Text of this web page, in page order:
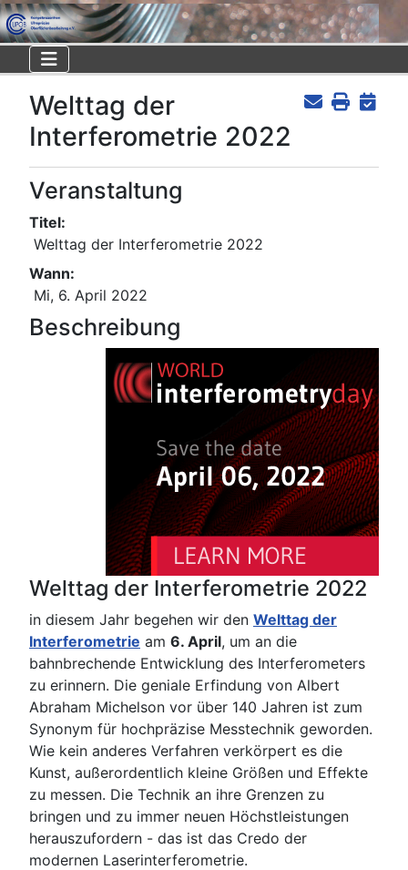
Welttag der
Interferometrie 2022
Veranstaltung
Titel:
Welttag der Interferometrie 2022
Wann:
Mi, 6. April 2022
Beschreibung
Welttag der Interferometrie 2022
in diesem Jahr begehen wir den Welttag der
Interferometrie am 6. April, um an die
bahnbrechende Entwicklung des Interferometers
zu erinnern. Die geniale Erfindung von Albert
Abraham Michelson vor über 140 Jahren ist zum
Synonym für hochpräzise Messtechnik geworden.
Wie kein anderes Verfahren verkörpert es die
Kunst, außerordentlich kleine Größen und Effekte
zu messen. Die Technik an ihre Grenzen zu
bringen und zu immer neuen Höchstleistungen
herauszufordern - das ist das Credo der
modernen Laserinterferometrie.